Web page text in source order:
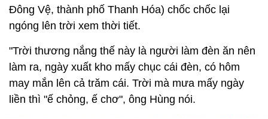
Đông Vệ, thành phố Thanh Hóa) chốc chốc lại
ngóng lên trời xem thời tiết.
"Trời thương nắng thế này là người làm đèn ăn nên
làm ra, ngày xuất kho mấy chục cái đèn, có hôm
may mắn lên cả trăm cái. Trời mà mưa mấy ngày
liền thì "ế chỏng, ế chơ", ông Hùng nói.